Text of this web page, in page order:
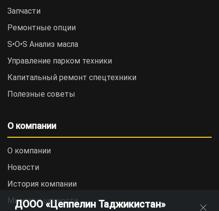
Запчасти
Ремонтные опции
S•O•S Анализ масла
Управление парком техники
Капитальный ремонт спецтехники
Полезные советы
О компании
О компании
Новости
История компании
Миссия и ценности
ДООО «Цеппелин Таджикистан»